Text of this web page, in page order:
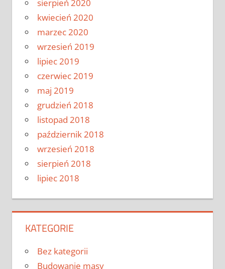
sierpień 2020
kwiecień 2020
marzec 2020
wrzesień 2019
lipiec 2019
czerwiec 2019
maj 2019
grudzień 2018
listopad 2018
październik 2018
wrzesień 2018
sierpień 2018
lipiec 2018
KATEGORIE
Bez kategorii
Budowanie masy